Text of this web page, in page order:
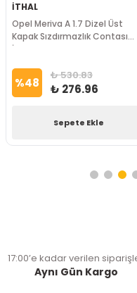
İTHAL
Opel Meriva A 1.7 Dizel Üst
Kapak Sızdırmazlık Contası
İTHAL Marka
%48 ₺ 530.83
₺ 276.96
Sepete Ekle
17:00’e kadar verilen
Aynı Gün Kargo